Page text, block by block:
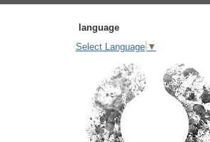
language
Select Language ▼